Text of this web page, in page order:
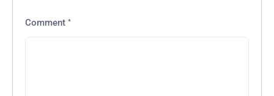
Comment *